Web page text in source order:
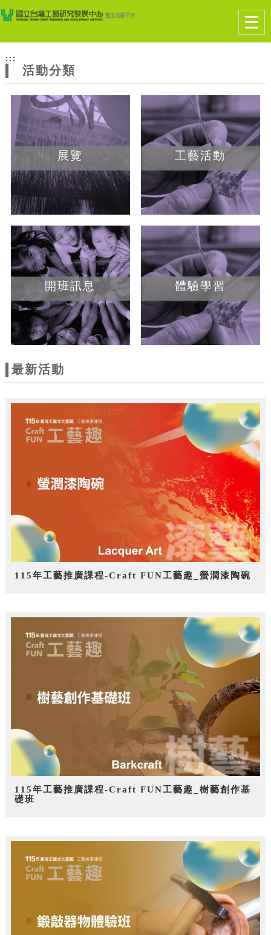
網
站
主
題
跳到主要內容
網站導覽
:::
活動分類
展覽 工藝活動
開班訊息 體驗學習
最新活動
115年工藝推廣課程-Craft FUN工藝趣_螢潤漆陶碗
115年工藝推廣課程-Craft FUN工藝趣_樹藝創作基
礎班